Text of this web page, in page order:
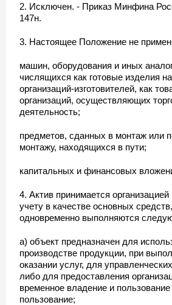
2. Исключен. - Приказ Минфина
147н.
3. Настоящее Положение не
машин, оборудования и иных
числящихся как готовые изделия
организаций-изготовителей, как
организаций, осуществляющих
деятельность;
предметов, сданных в монтаж или
монтажу, находящихся в пути;
капитальных и финансовых
4. Актив принимается организацией
учету в качестве основных
одновременно выполняются
а) объект предназначен для
производстве продукции, при
оказании услуг, для
либо для предоставления
временное владение и
пользование;